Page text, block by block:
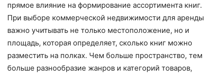
прямое влияние на формирование ассортимента книг.
При выборе коммерческой недвижимости для аренды
важно учитывать не только местоположение, но и
площадь, которая определяет, сколько книг можно
разместить на полках. Чем больше пространство, тем
больше разнообразие жанров и категорий товаров,